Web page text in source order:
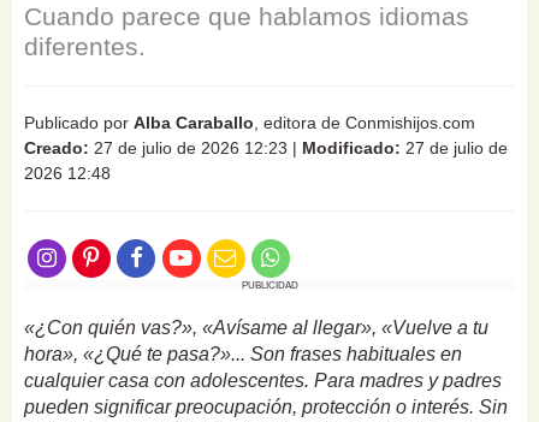
Cuando parece que hablamos idiomas
diferentes.
Publicado por Alba Caraballo , editora de Conmishijos.com
Creado: 27 de julio de 2026 12:23 | Modificado: 27 de julio de
2026 12:48
PUBLICIDAD
«¿Con quién vas?», «Avísame al llegar», «Vuelve a tu
hora», «¿Qué te pasa?»... Son frases habituales en
cualquier casa con adolescentes. Para madres y padres
pueden significar preocupación, protección o interés. Sin